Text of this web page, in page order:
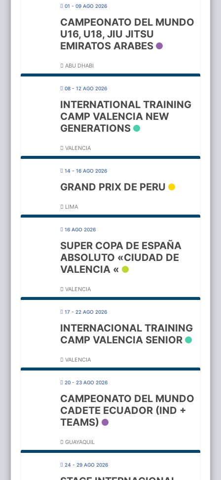
01 - 09 AGO 2026
CAMPEONATO DEL MUNDO
U16, U18, JIU JITSU
EMIRATOS ARABES
ABU DHABI
08 - 12 AGO 2026
INTERNATIONAL TRAINING
CAMP VALENCIA NEW
GENERATIONS
VALENCIA
14 - 16 AGO 2026
GRAND PRIX DE PERU
LIMA
16 AGO 2026
SUPER COPA DE ESPAÑA
ABSOLUTO «CIUDAD DE
VALENCIA «
VALENCIA
17 - 22 AGO 2026
INTERNACIONAL TRAINING
CAMP VALENCIA SENIOR
VALENCIA
20 - 23 AGO 2026
CAMPEONATO DEL MUNDO
CADETE ECUADOR (IND +
TEAMS)
GUAYAQUIL
24 - 29 AGO 2026